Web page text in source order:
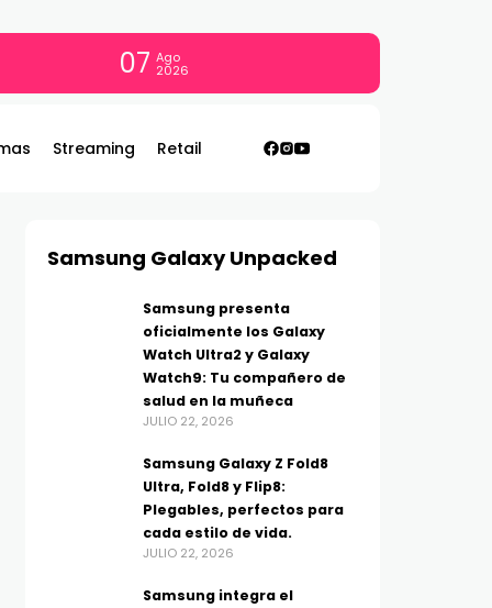
07 Ago
2026
Streaming Retail
Samsung Galaxy Unpacked
Samsung presenta
oficialmente los Galaxy
Watch Ultra2 y Galaxy
Watch9: Tu compañero de
salud en la muñeca
JULIO 22, 2026
Samsung Galaxy Z Fold8
Ultra, Fold8 y Flip8:
Plegables, perfectos para
cada estilo de vida.
JULIO 22, 2026
Samsung integra el